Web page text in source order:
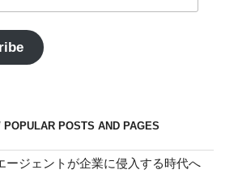
POPULAR POSTS AND PAGES
ージェントが企業に侵入する時代へ